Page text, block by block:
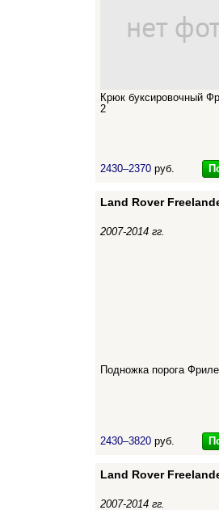
Крюк буксировочный
2
2430–2370 руб.
Land Rover
2007-2014 гг.
Подножка порога
2430–3820 руб.
Land Rover
2007-2014 гг.